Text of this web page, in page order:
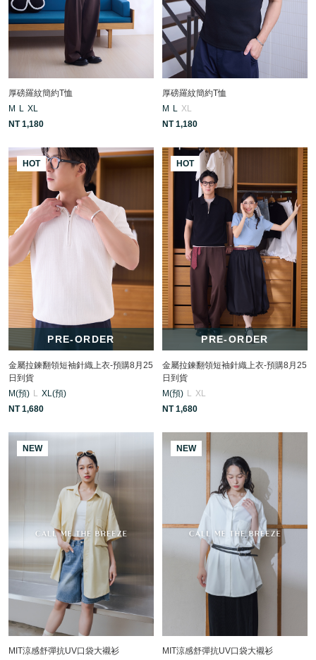
厚磅羅紋簡約T恤
M L
XL
NT 1,180
厚磅羅紋簡約T恤
M L
XL
NT 1,180
PRE-ORDER
HOT
金屬拉鍊翻領短袖針織上衣-預購8月25
日到貨
M(預) L XL(預)
NT 1,680
PRE-ORDER
HOT
金屬拉鍊翻領短袖針織上衣-預購8月25
日到貨
M(預) L XL
NT 1,680
NEW
MIT涼感舒彈抗UV口袋大襯衫
NEW
MIT涼感舒彈抗UV口袋大襯衫